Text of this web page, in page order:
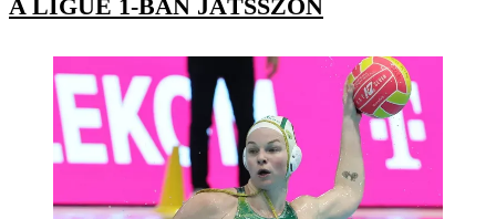
A LIGUE 1-BAN JÁTSSZON